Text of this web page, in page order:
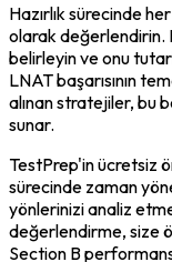
Hazırlık sürecinde
olarak değerlendirin.
belirleyin ve onu
LNAT başarısının
alınan stratejiler, bu
sunar.
TestPrep'in ücretsiz
sürecinde zaman
yönlerinizi analiz
değerlendirme, size
Section B